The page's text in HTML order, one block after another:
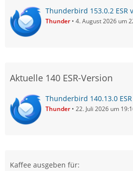
Thunderbird 153.0.2 ESR
Thunder 4. August 2026 um
Aktuelle 140 ESR-Version
Thunderbird 140.13.0
Thunder 22. Juli 2026 um
Kaffee ausgeben für: